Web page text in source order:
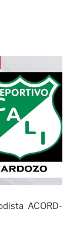
ACORD-